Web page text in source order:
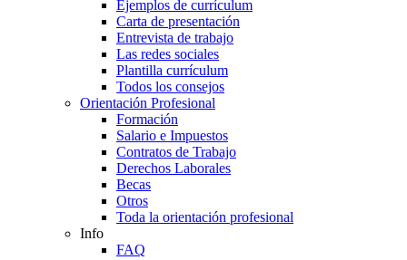
Ejemplos de currículum
Carta de presentación
Entrevista de trabajo
Las redes sociales
Plantilla currículum
Todos los consejos
Orientación Profesional
Formación
Salario e Impuestos
Contratos de Trabajo
Derechos Laborales
Becas
Otros
Toda la orientación profesional
Info
FAQ